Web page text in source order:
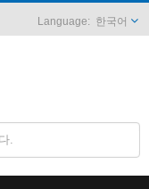
한국어